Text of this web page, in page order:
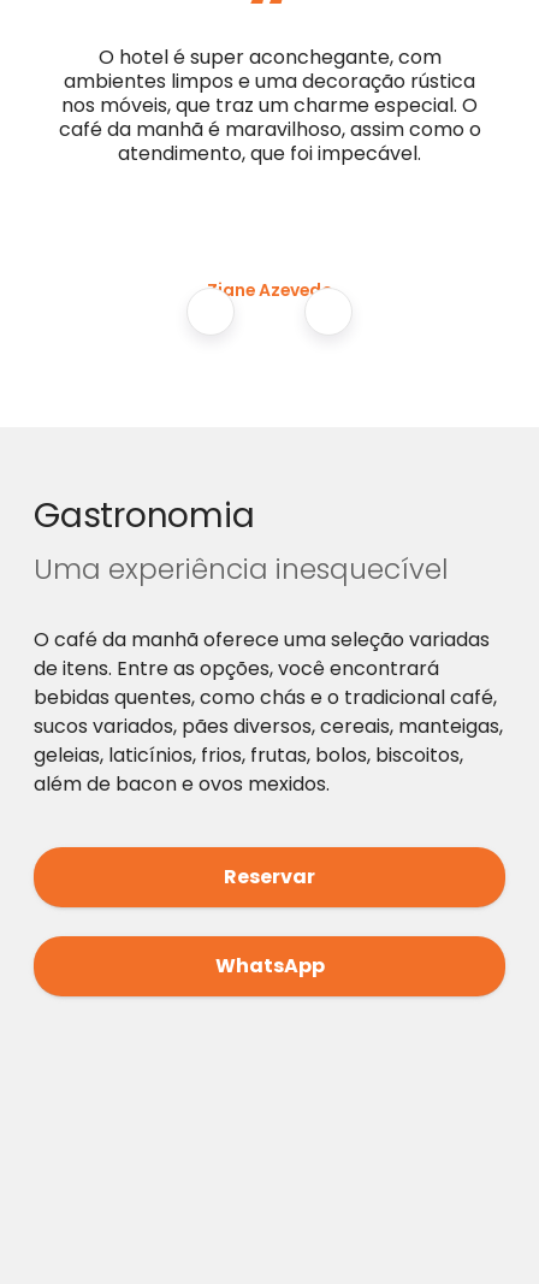
O hotel é super aconchegante, com
ambientes limpos e uma decoração rústica
nos móveis, que traz um charme especial. O
café da manhã é maravilhoso, assim como o
atendimento, que foi impecável.
Ziane Azevedo
Gastronomia
Uma experiência inesquecível
O café da manhã oferece uma seleção variadas
de itens. Entre as opções, você encontrará
bebidas quentes, como chás e o tradicional café,
sucos variados, pães diversos, cereais, manteigas,
geleias, laticínios, frios, frutas, bolos, biscoitos,
além de bacon e ovos mexidos.
Reservar
WhatsApp